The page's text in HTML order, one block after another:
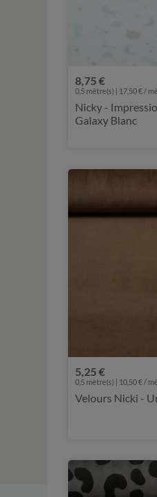
8,75 €
0,5 mètre(s) | 17,50 € /
Nicky -
Galaxy Blanc
5,25 €
0,5 mètre(s) | 10,50 € /
Velours Nicki -